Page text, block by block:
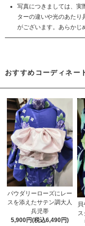
写真につきましては、実
ターの違いや光のあたり
がございます。あらかじ
おすすめコーディネー
パウダリーローズにレー
スを添えたサテン調大人
兵児帯
5,900円(税込6,490円)